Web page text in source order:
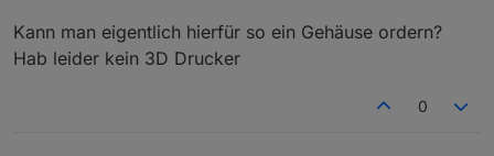
passendes 3d Gehäuse
Kann man eigentlich hierfür so ein Gehäuse ordern?
Hab leider kein 3D Drucker
0